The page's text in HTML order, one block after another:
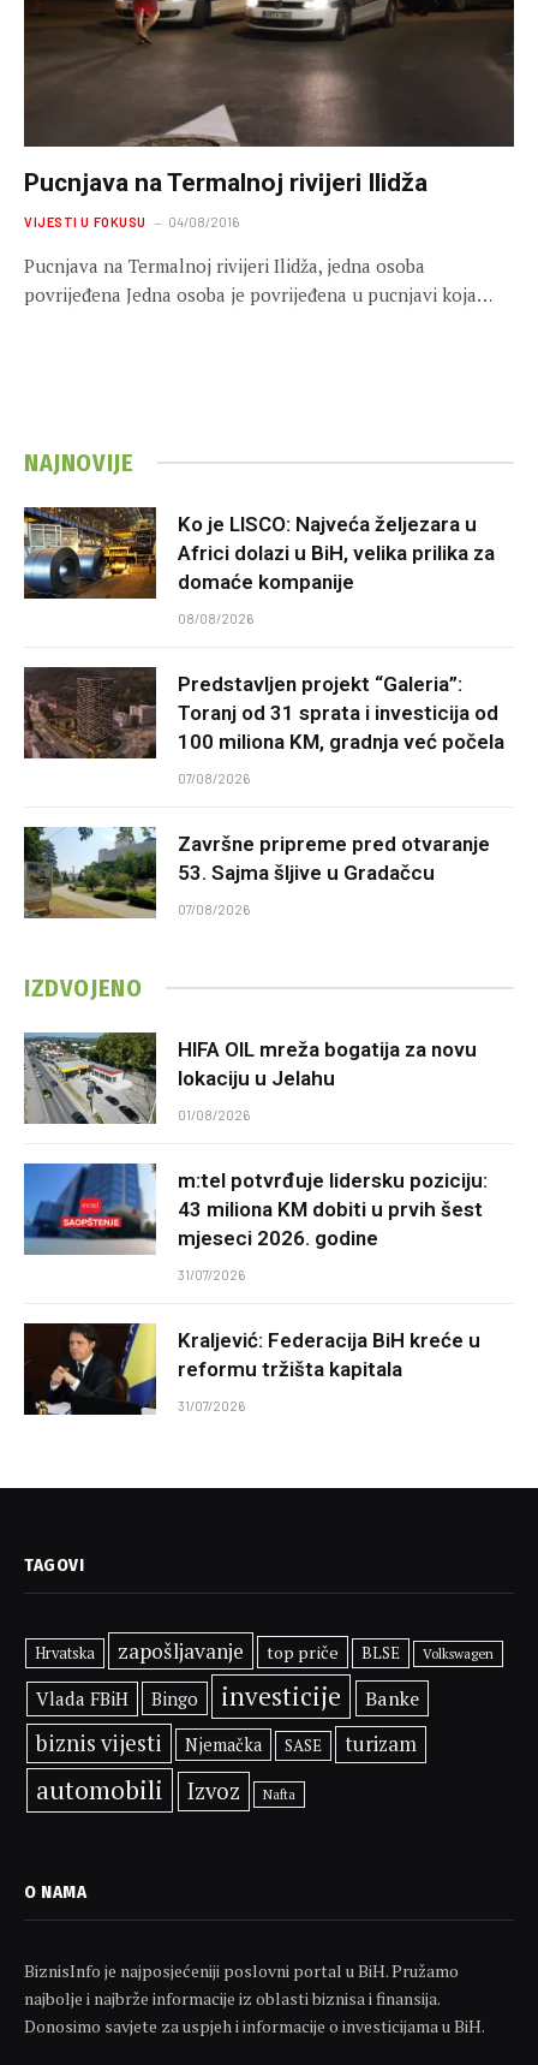
Pucnjava na Termalnoj rivijeri Ilidža
VIJESTI U FOKUSU 04/08/2016
Pucnjava na Termalnoj rivijeri Ilidža, jedna osoba
povrijeđena Jedna osoba je povrijeđena u pucnjavi koja…
NAJNOVIJE
Ko je LISCO: Najveća željezara u
Africi dolazi u BiH, velika prilika za
domaće kompanije
08/08/2026
Predstavljen projekt “Galeria”:
Toranj od 31 sprata i investicija od
100 miliona KM, gradnja već počela
07/08/2026
Završne pripreme pred otvaranje
53. Sajma šljive u Gradačcu
07/08/2026
IZDVOJENO
HIFA OIL mreža bogatija za novu
lokaciju u Jelahu
01/08/2026
m:tel potvrđuje lidersku poziciju:
43 miliona KM dobiti u prvih šest
mjeseci 2026. godine
31/07/2026
Kraljević: Federacija BiH kreće u
reformu tržišta kapitala
31/07/2026
TAGOVI
Hrvatska zapošljavanje top priče BLSE Volkswagen
Vlada FBiH Bingo investicije Banke
biznis vijesti Njemačka SASE turizam
automobili Izvoz Nafta
O NAMA
BiznisInfo je najposjećeniji poslovni portal u BiH. Pružamo
najbolje i najbrže informacije iz oblasti biznisa i finansija.
Donosimo savjete za uspjeh i informacije o investicijama u BiH.